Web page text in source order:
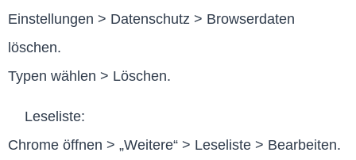
Einstellungen > Datenschutz > Browserdaten
löschen.
Typen wählen > Löschen.
Leseliste:
Chrome öffnen > „Weitere“ > Leseliste > Bearbeiten.